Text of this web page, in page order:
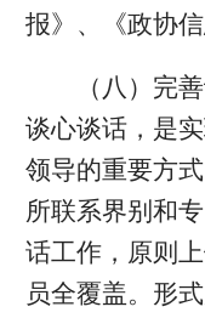
报》、《政协
（八）完
谈心谈话，是
领导的重要方
所联系界别和
话工作，原则
员全覆盖。形